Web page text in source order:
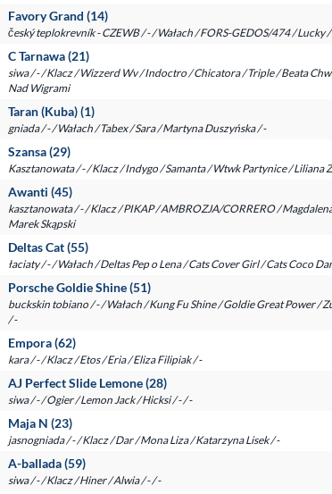
Favory Grand (14)
český teplokrevník - CZEWB / - / Wałach / FORS-GEDOS/474 / Lucky /
C Tarnawa (21)
siwa / - / Klacz / Wizzerd Wv / Indoctro / Chicatora / Triple / Beata
Nad Wigrami
Taran (Kuba) (1)
gniada / - / Wałach / Tabex / Sara / Martyna Duszyńska / -
Szansa (29)
Kasztanowata / - / Klacz / Indygo / Samanta / Wtwk Partynice / Liliana
Awanti (45)
kasztanowata / - / Klacz / PIKAP / AMBROZJA/CORRERO /
Marek Skąpski
Deltas Cat (55)
łaciaty / - / Wałach / Deltas Pep o Lena / Cats Cover Girl / Cats Coco
Porsche Goldie Shine (51)
buckskin tobiano / - / Wałach / Kung Fu Shine / Goldie Great Power /
/ -
Empora (62)
kara / - / Klacz / Etos / Eria / Eliza Filipiak / -
AJ Perfect Slide Lemone (28)
siwa / - / Ogier / Lemon Jack / Hicksi / - / -
Maja N (23)
jasnogniada / - / Klacz / Dar / Mona Liza / Katarzyna Lisek / -
A-ballada (59)
siwa / - / Klacz / Hiner / Alwia / - / -